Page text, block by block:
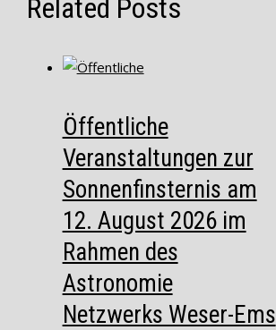
Related Posts
Öffentliche
Veranstaltungen zur
Sonnenfinsternis am
12. August 2026 im
Rahmen des
Astronomie
Netzwerks Weser-Ems